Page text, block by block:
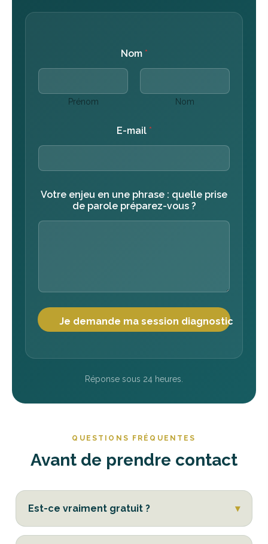
Nom *
Prénom Nom
e
u
r
é
p
a
o
E-mail *
Votre enjeu en une phrase : quelle prise
de parole préparez-vous ?
Je demande ma session diagnostic
Réponse sous 24 heures.
QUESTIONS FRÉQUENTES
Avant de prendre contact
Est-ce vraiment gratuit ?